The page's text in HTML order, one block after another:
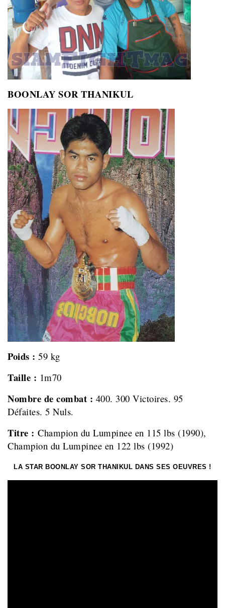
BOONLAY SOR THANIKUL
Poids : 59 kg
Taille : 1m70
Nombre de combat : 400. 300 Victoires. 95
Défaites. 5 Nuls.
Titre : Champion du Lumpinee en 115 lbs (1990),
Champion du Lumpinee en 122 lbs (1992)
LA STAR BOONLAY SOR THANIKUL DANS SES OEUVRES !